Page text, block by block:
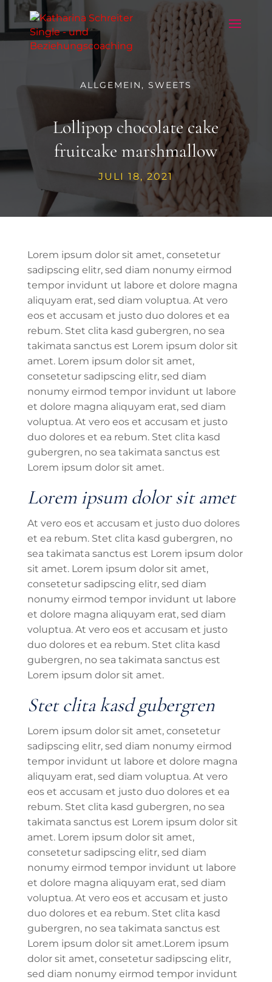
ALLGEMEIN, SWEETS
Lollipop chocolate cake
fruitcake marshmallow
JULI 18, 2021
Lorem ipsum dolor sit amet, consetetur
sadipscing elitr, sed diam nonumy eirmod
tempor invidunt ut labore et dolore magna
aliquyam erat, sed diam voluptua. At vero
eos et accusam et justo duo dolores et ea
rebum. Stet clita kasd gubergren, no sea
takimata sanctus est Lorem ipsum dolor sit
amet. Lorem ipsum dolor sit amet,
consetetur sadipscing elitr, sed diam
nonumy eirmod tempor invidunt ut labore
et dolore magna aliquyam erat, sed diam
voluptua. At vero eos et accusam et justo
duo dolores et ea rebum. Stet clita kasd
gubergren, no sea takimata sanctus est
Lorem ipsum dolor sit amet.
Lorem ipsum dolor sit amet
At vero eos et accusam et justo duo dolores
et ea rebum. Stet clita kasd gubergren, no
sea takimata sanctus est Lorem ipsum dolor
sit amet. Lorem ipsum dolor sit amet,
consetetur sadipscing elitr, sed diam
nonumy eirmod tempor invidunt ut labore
et dolore magna aliquyam erat, sed diam
voluptua. At vero eos et accusam et justo
duo dolores et ea rebum. Stet clita kasd
gubergren, no sea takimata sanctus est
Lorem ipsum dolor sit amet.
Stet clita kasd gubergren
Lorem ipsum dolor sit amet, consetetur
sadipscing elitr, sed diam nonumy eirmod
tempor invidunt ut labore et dolore magna
aliquyam erat, sed diam voluptua. At vero
eos et accusam et justo duo dolores et ea
rebum. Stet clita kasd gubergren, no sea
takimata sanctus est Lorem ipsum dolor sit
amet. Lorem ipsum dolor sit amet,
consetetur sadipscing elitr, sed diam
nonumy eirmod tempor invidunt ut labore
et dolore magna aliquyam erat, sed diam
voluptua. At vero eos et accusam et justo
duo dolores et ea rebum. Stet clita kasd
gubergren, no sea takimata sanctus est
Lorem ipsum dolor sit amet.Lorem ipsum
dolor sit amet, consetetur sadipscing elitr,
sed diam nonumy eirmod tempor invidunt